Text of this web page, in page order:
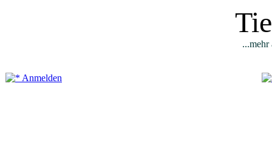
...mehr
Anmelden